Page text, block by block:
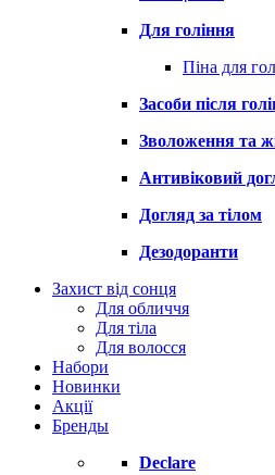
Для гоління
Піна для
Засоби після
Зволоження та
Антивіковий
Догляд за тілом
Дезодоранти
Захист від сонця
Для обличчя
Для тіла
Для волосся
Набори
Новинки
Акції
Бренды
Declare